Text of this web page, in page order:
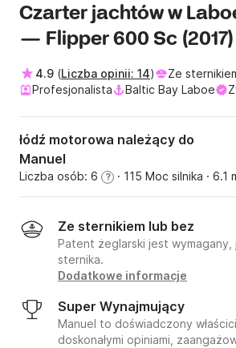
Czarter jachtów w
— Flipper 600 Sc (2017)
4.9 (Liczba opinii: 14)
Ze
Profesjonalista
Baltic Bay Laboe
łódź motorowa należący do
Manuel
Liczba osób: 6 ? · 115 Moc silnika · 6.1
Ze sternikiem lub bez
Patent żeglarski jest wymagany,
sternika.
Dodatkowe informacje
Super Wynajmujący
Manuel to doświadczony
doskonałymi opiniami,